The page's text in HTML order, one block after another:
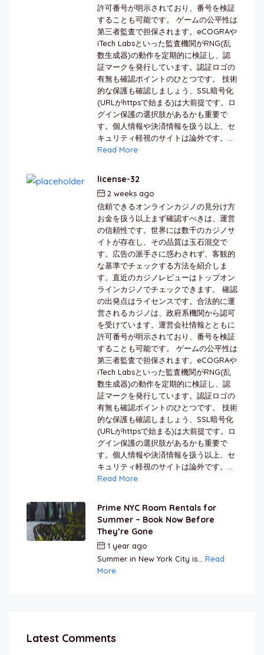
許可番号が明示されており、番号を検証
することも可能です。 ゲームの公平性は
第三者監査で担保されます。eCOGRAや
iTech Labsといった監査機関がRNG(乱
数生成器)の動作を定期的に検証し、認
証マークを発行しています。認証ロゴの
有無も確認ポイントのひとつです。 技術
的な保護も確認しましょう、SSL暗号化
(URLがhttpsで始まる)は大前提です。ロ
グイン保護の選択肢があるかも重要で
す。個人情報や決済情報を扱う以上、セ
キュリティ軽視のサイトは論外です。...
Read More
license-32
2 weeks ago
信頼できるオンラインカジノの見分け方
お金を扱う以上まず確認すべきは、運営
の信頼性です。世界には数千のカジノサ
イトが存在し、その品質は玉石混交で
す。広告の派手さに惑わされず、客観的
な基準でチェックする方法を紹介しま
す。直近のカジノレビューはトップオン
ラインカジノでチェックできます。 確認
の出発点はライセンスです。合法的に運
営されるカジノは、政府系機関から認可
を受けています。運営会社情報とともに
許可番号が明示されており、番号を検証
することも可能です。 ゲームの公平性は
第三者監査で担保されます。eCOGRAや
iTech Labsといった監査機関がRNG(乱
数生成器)の動作を定期的に検証し、認
証マークを発行しています。認証ロゴの
有無も確認ポイントのひとつです。 技術
的な保護も確認しましょう、SSL暗号化
(URLがhttpsで始まる)は大前提です。ロ
グイン保護の選択肢があるかも重要で
す。個人情報や決済情報を扱う以上、セ
キュリティ軽視のサイトは論外です。...
Read More
Prime NYC Room Rentals for
Summer – Book Now Before
They’re Gone
1 year ago
Summer in New York City is... Read
More
Latest Comments